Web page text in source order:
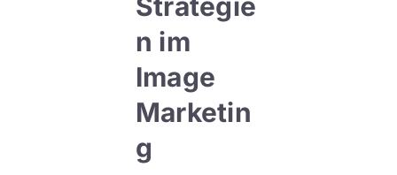
n im
Image
Marketin
g